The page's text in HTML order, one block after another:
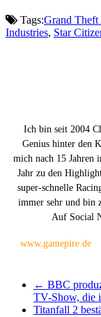
Tags:Grand Theft
Industries, Star
Ich bin seit 2004
Genius hinter den
mich nach 15 Jahren
Jahr zu den
super-schnelle
immer sehr und bin
Auf Social
www.gamepire.de
← BBC
TV-Show, die
Titanfall 2